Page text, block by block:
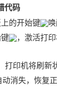
代码
的开始键
，激活打印
打印机将刷新
动消失，恢复